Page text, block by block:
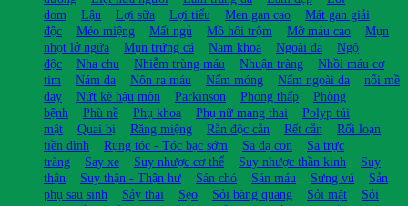
dom
Lậu Lợi sữa Lợi tiểu Men gan cao
Mát gan giải
độc
Méo miệng Mất ngủ Mồ hôi trộm Mỡ máu cao
Mụn
nhọt lở ngứa
Mụn trứng cá Nam khoa Ngoài da
Ngộ
độc
Nha chu Nhiễm trùng máu Nhuận tràng
Nhồi máu cơ
tim
Nám da Nôn ra máu Nấm móng Nấm ngoài da
nổi mề
đay
Nứt kẽ hậu môn Parkinson Phong thấp
Phòng
bệnh
Phù nề Phụ khoa Phụ nữ mang thai
Polyp túi
mật
Quai bị Răng miệng Rắn độc cắn Rết cắn
Rối loạn
tiền đình
Rụng tóc - Tóc bạc sớm Sa dạ con
Sa trực
tràng
Say xe Suy nhược cơ thể Suy nhược thần kinh
Suy
thận
Suy thận - Thận hư Sán chó Sán máu Sưng vú
Sản
phụ sau sinh
Sảy thai Sẹo Sỏi bàng quang Sỏi mật
Sỏi